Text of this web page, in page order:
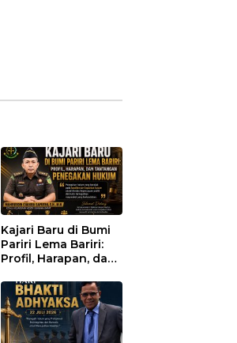
Kajari Baru di Bumi
Pariri Lema Bariri:
Profil, Harapan, dan
Penegakan Hukum